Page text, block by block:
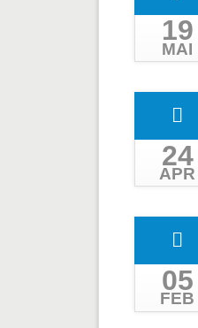
19
MAI
24
APR
05
FEB